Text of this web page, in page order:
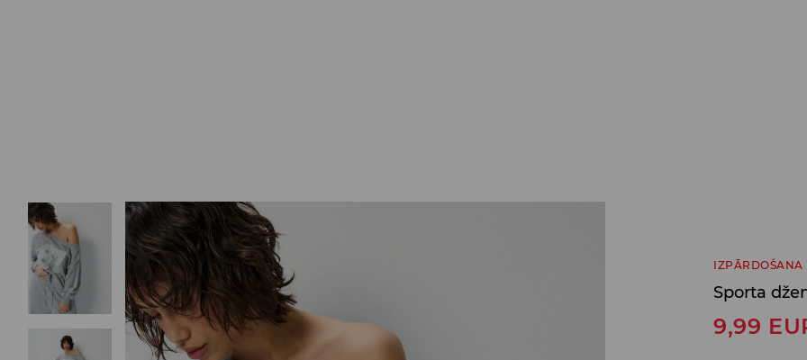
IZPĀRDOŠANA
Sporta
9,99